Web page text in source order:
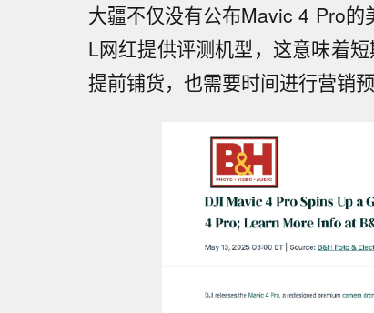
大疆不仅没有公布Mavic 4 Pro
L网红提供评测机型，这意味着
提前铺货，也需要时间进行营销预